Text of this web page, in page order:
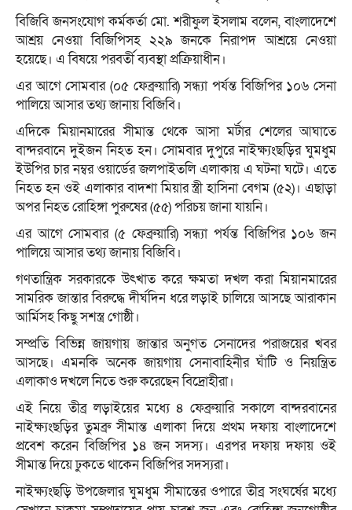
বিজিবি জনসংযোগ কর্মকর্তা মো. শরীফুল ইসলাম বলেন, বাংলাদেশে
আশ্রয় নেওয়া বিজিপিসহ ২২৯ জনকে নিরাপদ আশ্রয়ে নেওয়া
হয়েছে। এ বিষয়ে পরবর্তী ব্যবস্থা প্রক্রিয়াধীন।
এর আগে সোমবার (০৫ ফেব্রুয়ারি) সন্ধ্যা পর্যন্ত বিজিপির ১০৬ সেনা
পালিয়ে আসার তথ্য জানায় বিজিবি।
এদিকে মিয়ানমারের সীমান্ত থেকে আসা মর্টার শেলের আঘাতে
বান্দরবানে দুইজন নিহত হন। সোমবার দুপুরে নাইক্ষ্যংছড়ির ঘুমধুম
ইউপির চার নম্বর ওয়ার্ডের জলপাইতলি এলাকায় এ ঘটনা ঘটে। এতে
নিহত হন ওই এলাকার বাদশা মিয়ার স্ত্রী হাসিনা বেগম (৫২)। এছাড়া
অপর নিহত রোহিঙ্গা পুরুষের (৫৫) পরিচয় জানা যায়নি।
এর আগে সোমবার (৫ ফেব্রুয়ারি) সন্ধ্যা পর্যন্ত বিজিপির ১০৬ জন
পালিয়ে আসার তথ্য জানায় বিজিবি।
গণতান্ত্রিক সরকারকে উৎখাত করে ক্ষমতা দখল করা মিয়ানমারের
সামরিক জান্তার বিরুদ্ধে দীর্ঘদিন ধরে লড়াই চালিয়ে আসছে আরাকান
আর্মিসহ কিছু সশস্ত্র গোষ্ঠী।
সম্প্রতি বিভিন্ন জায়গায় জান্তার অনুগত সেনাদের পরাজয়ের খবর
আসছে। এমনকি অনেক জায়গায় সেনাবাহিনীর ঘাঁটি ও নিয়ন্ত্রিত
এলাকাও দখলে নিতে শুরু করেছেন বিদ্রোহীরা।
এই নিয়ে তীব্র লড়াইয়ের মধ্যে ৪ ফেব্রুয়ারি সকালে বান্দরবানের
নাইক্ষ্যংছড়ির তুমব্রু সীমান্ত এলাকা দিয়ে প্রথম দফায় বাংলাদেশে
প্রবেশ করেন বিজিপির ১৪ জন সদস্য। এরপর দফায় দফায় ওই
সীমান্ত দিয়ে ঢুকতে থাকেন বিজিপির সদস্যরা।
নাইক্ষ্যংছড়ি উপজেলার ঘুমধুম সীমান্তের ওপারে তীব্র সংঘর্ষের মধ্যে